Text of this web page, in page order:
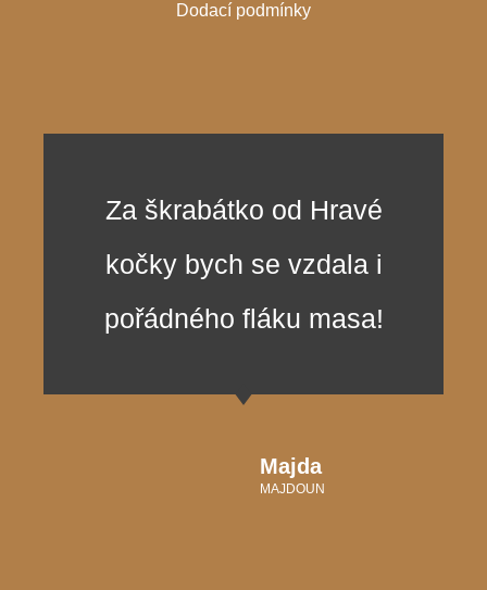
Dodací podmínky
Za škrabátko od Hravé
kočky bych se vzdala i
pořádného fláku masa!
Majda
MAJDOUN